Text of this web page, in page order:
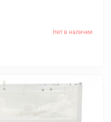
Нет в наличии